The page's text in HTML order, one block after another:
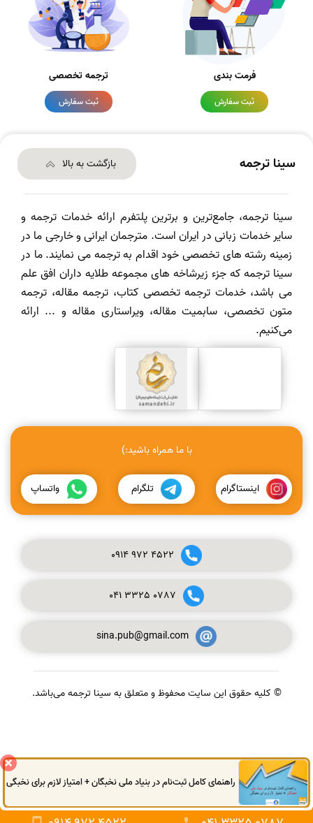
فرمت بندی
ثبت سفارش
ترجمه تخصصی
ثبت سفارش
سینا ترجمه بازگشت به بالا
سینا ترجمه، جامع‌ترین و برترین پلتفرم ارائه خدمات ترجمه و
سایر خدمات زبانی در ایران است. مترجمان ایرانی و خارجی ما در
زمینه رشته های تخصصی خود اقدام به ترجمه می نمایند. ما در
سینا ترجمه که جزء زیرشاخه های مجموعه طلایه داران افق علم
می باشد، خدمات ترجمه تخصصی کتاب، ترجمه مقاله، ترجمه
متون تخصصی، سابمیت مقاله، ویراستاری مقاله و ... ارائه
می‌کنیم.
با ما همراه باشید:)
اینستاگرام تلگرام واتساپ
0914972 4522
041 3325 0787
sina.pub@gmail.com
© کلیه حقوق این سایت محفوظ و متعلق به سینا ترجمه می‌باشد.
راهنمای کامل ثبت‌نام در بنیاد ملی نخبگان + امتیاز لازم برای نخبگی
گفتگوی آنلاین